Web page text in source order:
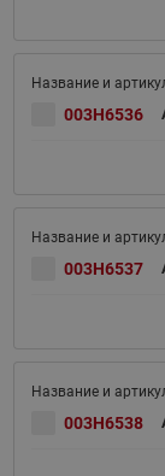
003H6536
003H6537
003H6538